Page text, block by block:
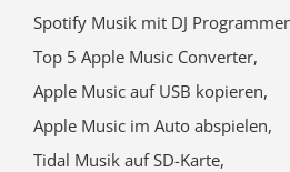
Spotify Musik mit DJ
Top 5 Apple Music Converter,
Apple Music auf USB kopieren,
Apple Music im Auto abspielen,
Tidal Musik auf SD-Karte,